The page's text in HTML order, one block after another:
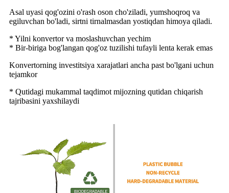
Asal uyasi qog'ozini o'rash oson cho'ziladi, yumshoqroq va
egiluvchan bo'ladi, sirtni tirnalmasdan yostiqdan himoya qiladi.
* Yilni konvertor va moslashuvchan yechim
* Bir-biriga bog'langan qog'oz tuzilishi tufayli lenta kerak emas
Konvertorning investitsiya xarajatlari ancha past bo'lgani uchun
tejamkor
* Qutidagi mukammal taqdimot mijozning qutidan chiqarish
tajribasini yaxshilaydi